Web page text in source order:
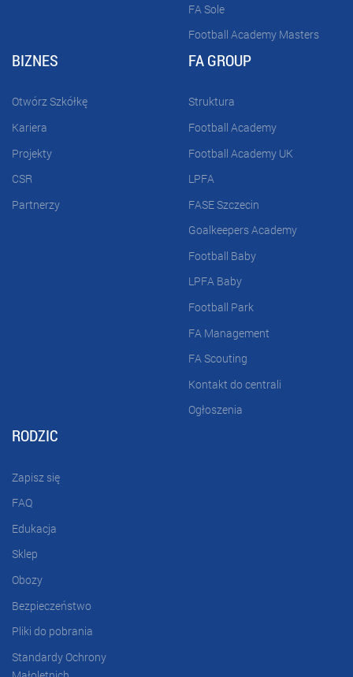
FA Sole
Football Academy Masters
BIZNES
Otwórz Szkółkę
Kariera
Projekty
CSR
Partnerzy
FA GROUP
Struktura
Football Academy
Football Academy UK
LPFA
FASE Szczecin
Goalkeepers Academy
Football Baby
LPFA Baby
Football Park
FA Management
FA Scouting
Kontakt do centrali
Ogłoszenia
RODZIC
Zapisz się
FAQ
Edukacja
Sklep
Obozy
Bezpieczeństwo
Pliki do pobrania
Standardy Ochrony